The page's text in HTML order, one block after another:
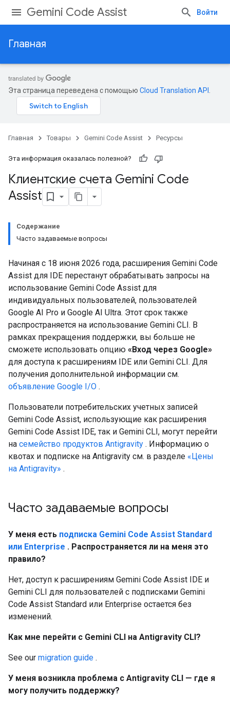
Gemini Code Assist Войти
Главная
Эта страница переведена с помощью Cloud Translation API
Главная Товары Gemini Code Assist Ресурсы
Эта информация оказалась полезной?
Клиентские счета Gemini Code
Assist
Содержание
Часто задаваемые вопросы
Начиная с 18 июня 2026 года, расширения Gemini Code
Assist для IDE перестанут обрабатывать запросы на
использование Gemini Code Assist для
индивидуальных пользователей, пользователей
Google AI Pro и Google AI Ultra. Этот срок также
распространяется на использование Gemini CLI. В
рамках прекращения поддержки, вы больше не
сможете использовать опцию «Вход через Google»
для доступа к расширениям IDE или Gemini CLI. Для
получения дополнительной информации см.
объявление Google I/O .
Пользователи потребительских учетных записей
Gemini Code Assist, использующие как расширения
Gemini Code Assist IDE, так и Gemini CLI, могут перейти
на семейство продуктов Antigravity . Информацию о
квотах и ​​подписке на Antigravity см. в разделе «Цены
на Antigravity» .
Часто задаваемые вопросы
У меня есть подписка Gemini Code Assist Standard
или Enterprise . Распространяется ли на меня это
правило?
Нет, доступ к расширениям Gemini Code Assist IDE и
Gemini CLI для пользователей с подписками Gemini
Code Assist Standard или Enterprise остается без
изменений.
Как мне перейти с Gemini CLI на Antigravity CLI?
See our migration guide .
У меня возникла проблема с Antigravity CLI — где я
могу получить поддержку?